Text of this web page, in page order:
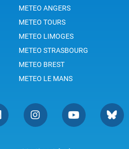
METEO ANGERS
METEO TOURS
METEO LIMOGES
METEO STRASBOURG
METEO BREST
METEO LE MANS